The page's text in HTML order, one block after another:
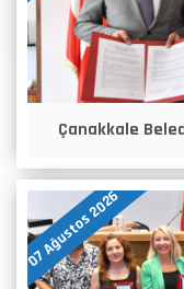
Çanakkale
07 Ağustos 2026